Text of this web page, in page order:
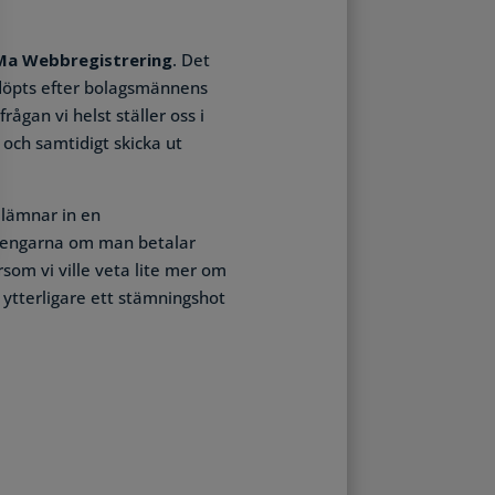
Webbregistrering. Det
efter bolagsmännens
vi helst ställer oss i
samtidigt skicka ut
in en
om man betalar
vi ville veta lite mer om
ytterligare ett stämningshot